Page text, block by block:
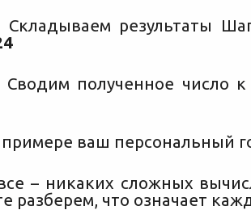
Складываем результаты
Сводим полученное число
примере ваш персональный
– никаких сложных
разберем, что означает